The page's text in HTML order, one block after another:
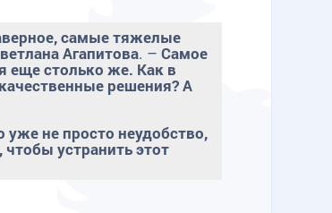
самые тяжелые
Агапитова. – Самое
еще столько же. Как в
решения? А
уже не просто неудобство,
устранить этот